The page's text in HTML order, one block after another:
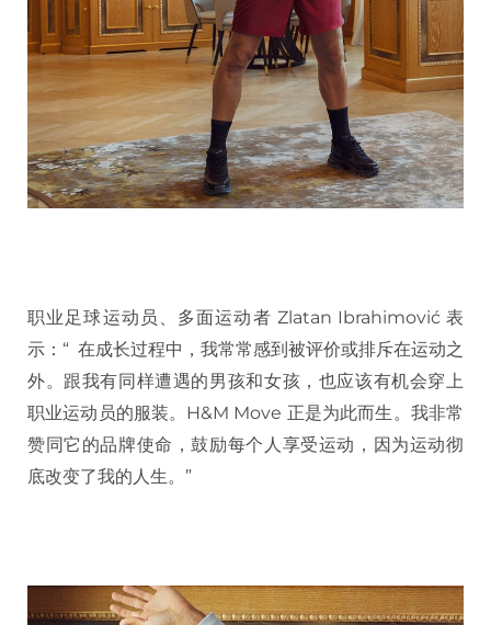
职业足球运动员、多面运动者 Zlatan Ibrahimović 表
示：“ 在成长过程中，我常常感到被评价或排斥在运动之
外。跟我有同样遭遇的男孩和女孩，也应该有机会穿上
职业运动员的服装。H&M Move 正是为此而生。我非常
赞同它的品牌使命，鼓励每个人享受运动，因为运动彻
底改变了我的人生。”